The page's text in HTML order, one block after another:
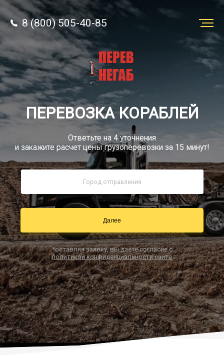
8 (800) 505-40-85
Звонок по РФ бесплатный
sale@simtruck-negabarit.ru
Заказать звонок
Заказать
перевозку
Грузы
8 (800) 505-40-85
ПЕРЕВОЗКА КОРАБЛЕЙ
Ответьте на 4 уточнения
и закажите расчет цены грузоперевозки за 15 минут!
Далее
*оставляя заявку, вы даете согласие с
политикой конфиденциальности сайта